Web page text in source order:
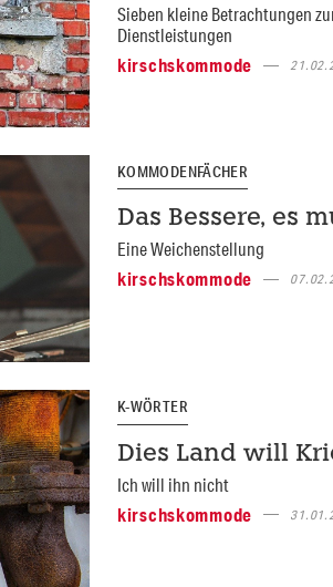
Sieben kleine Betrachtungen
Dienstleistungen
kirschskommode
KOMMODENFÄCHER
Das Bessere, es
Eine Weichenstellung
kirschskommode
K-WÖRTER
Dies Land will
Ich will ihn nicht
kirschskommode